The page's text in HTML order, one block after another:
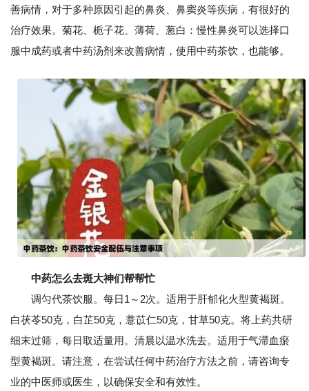
善病情，对于多种原因引起的鼻炎、鼻窦炎等疾病，有很好的
治疗效果。菊花、栀子花、薄荷、葱白：慢性鼻炎可以选择口
服中成药或者中药汤剂来改善病情，使用中药茶饮，也能够。
中药怎么去斑大神们帮帮忙
调匀代茶饮服。每日1～2次。适用于肝郁化火型黄褐斑。
白茯苓50克，白芷50克，薏苡仁50克，甘草50克。将上药共研
细末过筛，每日取适量用。清晨以温水洗去。适用于气滞血瘀
型黄褐斑。请注意，在尝试任何中药治疗方法之前，请咨询专
业的中医师或医生，以确保安全和有效性。